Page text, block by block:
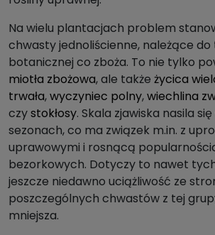
Na wielu plantacjach problem
chwasty jednoliścienne, należące
botanicznej co zboża. To nie tylko
miotła zbożowa, ale także życica
trwała,wyczyniec polny,wiechlina
czystokłosy. Skala zjawiska nasila
sezonach, co ma związek m.in. z
uprawowymi i rosnącą
bezorkowych. Dotyczy to nawet
jeszcze niedawno uciążliwość ze
poszczególnych chwastów z tej
mniejsza.